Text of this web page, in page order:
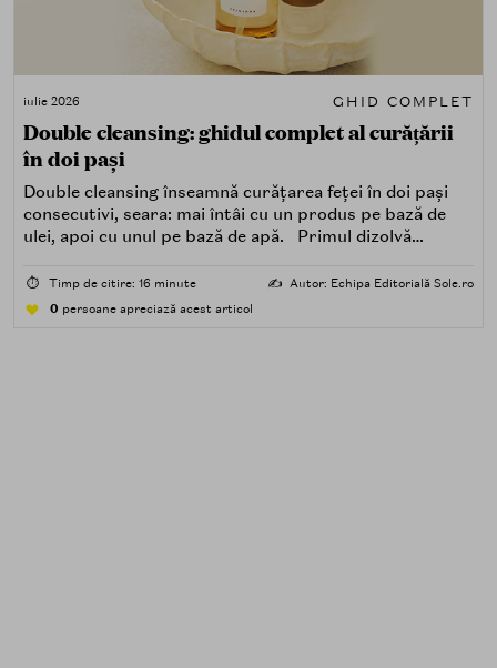
iulie 2026 GHID COMPLET
Double cleansing: ghidul complet al curățării
în doi pași
Double cleansing înseamnă curățarea feței în doi pași
consecutivi, seara: mai întâi cu un produs pe bază de
ulei, apoi cu unul pe bază de apă. Primul dizolvă
poluare. Al doilea îndepărtează impuritățile solubile în
⏱️ Timp de citire: 16 minute ✍️ Autor: Echipa Editorială Sole.ro
0 persoane apreciază acest articol